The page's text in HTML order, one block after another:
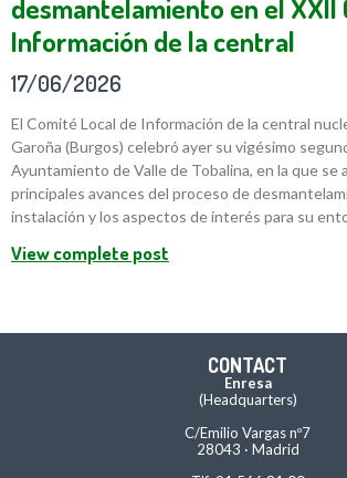
desmantelamiento en el XXII
Información de la central
17/06/2026
El Comité Local de Información de la central
Garoña (Burgos) celebró ayer su vigésimo
Ayuntamiento de Valle de Tobalina, en la que se
principales avances del proceso de
instalación y los aspectos de interés para su
View complete post
CONTACT
Enresa
(Headquarters)
C/Emilio Vargas nº7
28043 · Madrid